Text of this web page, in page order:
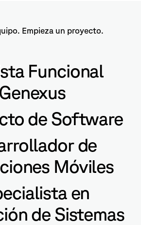
Empieza un proyecto.
Funcional
Genexus
de Software
de
Móviles
en
de Sistemas